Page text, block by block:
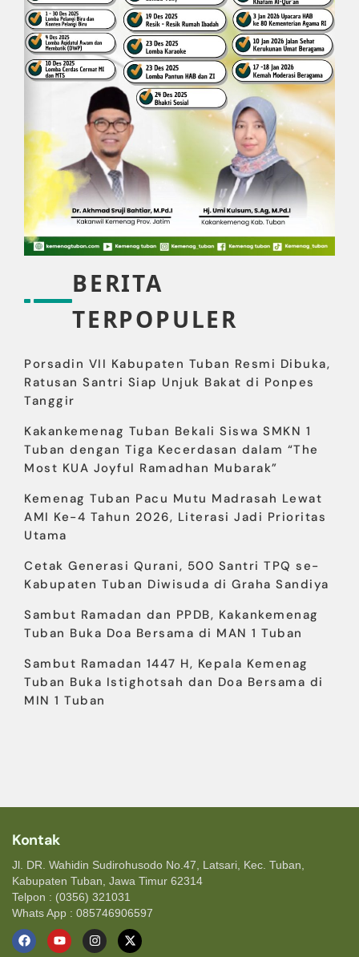
BERITA
TERPOPULER
Porsadin VII Kabupaten Tuban Resmi Dibuka,
Ratusan Santri Siap Unjuk Bakat di Ponpes
Tanggir
Kakankemenag Tuban Bekali Siswa SMKN 1
Tuban dengan Tiga Kecerdasan dalam “The
Most KUA Joyful Ramadhan Mubarak”
Kemenag Tuban Pacu Mutu Madrasah Lewat
AMI Ke-4 Tahun 2026, Literasi Jadi Prioritas
Utama
Cetak Generasi Qurani, 500 Santri TPQ se-
Kabupaten Tuban Diwisuda di Graha Sandiya
Sambut Ramadan dan PPDB, Kakankemenag
Tuban Buka Doa Bersama di MAN 1 Tuban
Sambut Ramadan 1447 H, Kepala Kemenag
Tuban Buka Istighotsah dan Doa Bersama di
MIN 1 Tuban
Kontak
Jl. DR. Wahidin Sudirohusodo No.47, Latsari, Kec. Tuban,
Kabupaten Tuban, Jawa Timur 62314
Telpon : (0356) 321031
Whats App : 085746906597